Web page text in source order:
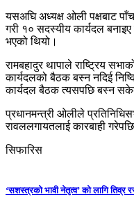
यसअघि अध्यक्ष ओली पक्षबाट
गरी १० सदस्यीय कार्यदल
भएको थियो।
रामबहादुर थापाले राष्ट्रिय
कार्यदलको बैठक बस्न नदिई
कार्यदल बैठक त्यसपछि बस्न
प्रधानमन्त्री ओलीले
रावललगायतलाई कारबाही
सिफारिस
‘सशस्त्रको भावी नेतृत्व’ को लागि तिव्र